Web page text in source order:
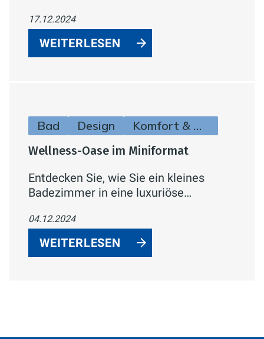
optischen Tricks, platzsparenden
Möbeln, innovativen Technologien und
stilvollen Akzenten maximieren Sie den
17.12.2024
WEITERLESEN
Bad Design Komfort & Hygiene
Wellness-Oase im Miniformat
Entdecken Sie, wie Sie ein kleines
Badezimmer in eine luxuriöse
optischen Tricks, platzsparenden
Möbeln, innovativen Technologien und
stilvollen Akzenten maximieren Sie den
04.12.2024
WEITERLESEN